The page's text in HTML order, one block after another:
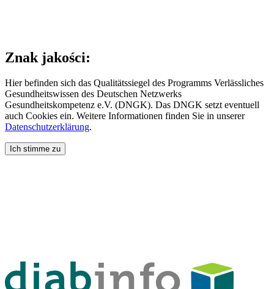
Znak jakości:
Hier befinden sich das Qualitätssiegel des Programms Verlässliches
Gesundheitswissen des Deutschen Netzwerks
Gesundheitskompetenz e.V. (DNGK). Das DNGK setzt eventuell
auch Cookies ein. Weitere Informationen finden Sie in unserer
Datenschutzerklärung.
Ich stimme zu